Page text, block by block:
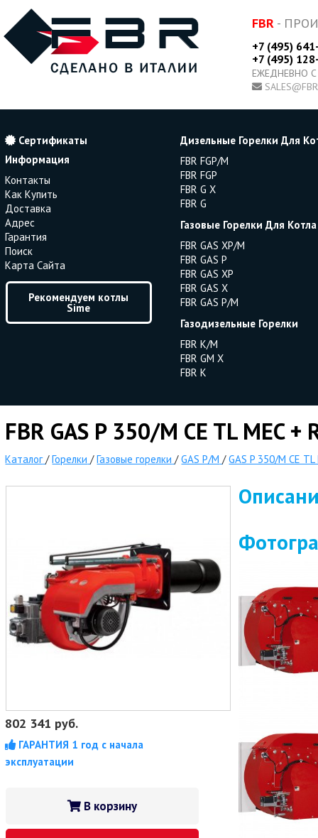
FBR -
+7 (495)
+7 (495)
ЕЖЕДНЕВНО
Сертификаты
Информация
Контакты
Как Купить
Доставка
Адрес
Гарантия
Поиск
Карта Сайта
Рекомендуем котлы
Sime
Дизельные Горелки Для
FBR FGP/M
FBR FGP
FBR G X
FBR G
Газовые Горелки Для Котла
FBR GAS XP/M
FBR GAS P
FBR GAS XP
FBR GAS X
FBR GAS P/M
Газодизельные Горелки
FBR K/M
FBR GM X
FBR K
FBR GAS P 350/M CE TL MEC +
Каталог /Горелки /Газовые горелки /GAS P/M /GAS P 350/M CE TL
802 341 руб.
ГАРАНТИЯ 1 год с начала
эксплуатации
В корзину